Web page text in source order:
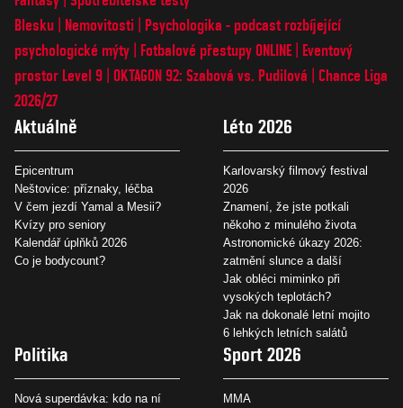
Blesku
Nemovitosti
Psychologika - podcast rozbíjející
psychologické mýty
Fotbalové přestupy ONLINE
Eventový
prostor Level 9 OKTAGON 92: Szabová vs. Pudilová
Chance Liga
2026/27
Aktuálně
Epicentrum
Neštovice: příznaky, léčba
V čem jezdí Yamal a Mesii?
Kvízy pro seniory
Kalendář úplňků 2026
Co je bodycount?
Léto 2026
Karlovarský filmový festival
2026
Znamení, že jste potkali
někoho z minulého života
Astronomické úkazy 2026:
zatmění slunce a další
Jak obléci miminko při
vysokých teplotách?
Jak na dokonalé letní mojito
6 lehkých letních salátů
Politika
Nová superdávka: kdo na ní
Sport 2026
MMA